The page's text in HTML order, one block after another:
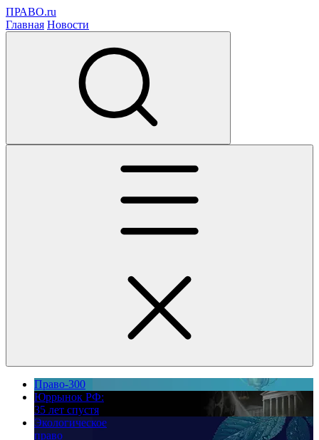
ПРАВО.ru
Главная Новости
Право-300
Юррынок РФ:
35 лет спустя
Экологическое
право